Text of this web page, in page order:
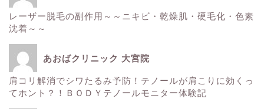
レーザー脱毛の副作用～～ニキビ・乾燥肌・硬毛化・色素
沈着～～
あおばクリニック 大宮院
肩コリ解消でシワたるみ予防！テノールが肩こりに効くっ
てホント？！ＢＯＤＹテノールモニター体験記
健康
肌